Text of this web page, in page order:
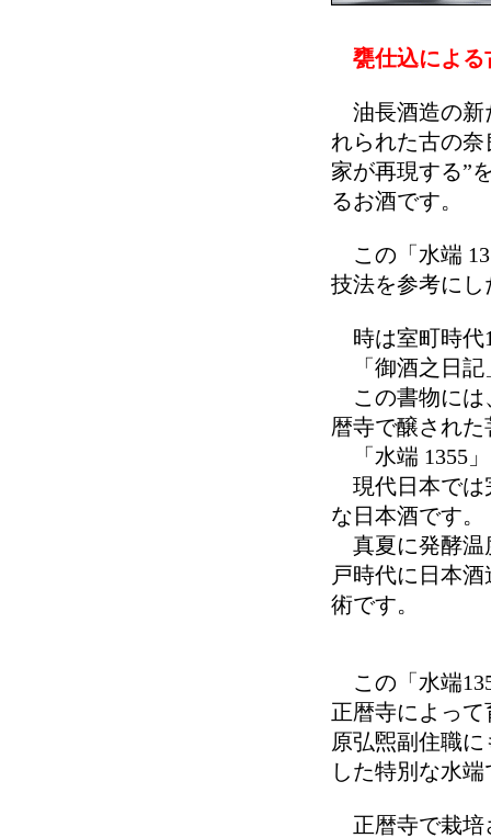
甕仕込による
油長酒造の新
れられた古の
家が再現する”
るお酒です。
この「水端
技法を参考に
時は室町時代
「御酒之日記
この書物には
暦寺で醸され
「水端 1355
現代日本では
な日本酒です。
真夏に発酵温
戸時代に日本
術です。
この「水端
正暦寺によっ
原弘煕副住職
した特別な水端
正暦寺で栽培